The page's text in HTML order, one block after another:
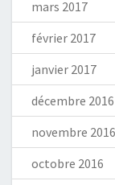
mars 2017
février 2017
janvier 2017
décembre 2016
novembre 2016
octobre 2016